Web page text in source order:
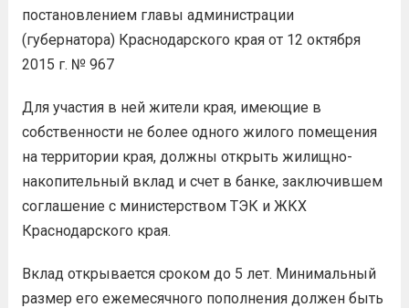
постановлением главы администрации
(губернатора) Краснодарского края от 12 октября
2015 г. № 967
Для участия в ней жители края, имеющие в
собственности не более одного жилого помещения
на территории края, должны открыть жилищно-
накопительный вклад и счет в банке, заключившем
соглашение с министерством ТЭК и ЖКХ
Краснодарского края.
Вклад открывается сроком до 5 лет. Минимальный
размер его ежемесячного пополнения должен быть